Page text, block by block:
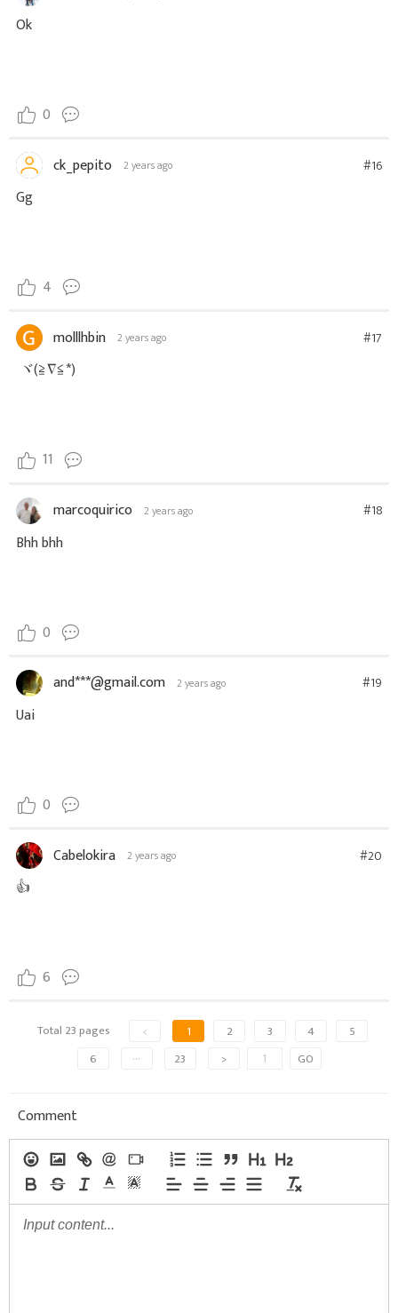
Ok
0
ck_pepito 2 years ago #16
Gg
4
molllhbin 2 years ago #17
ヾ(≧∇≦*)ゝ
11
marcoquirico 2 years ago #18
Bhh bhh
0
and***@gmail.com 2 years ago #19
Uai
0
Cabelokira 2 years ago #20
👍
6
Total 23 pages < 1 2 3 4
5
6
··· 23 > GO
Comment